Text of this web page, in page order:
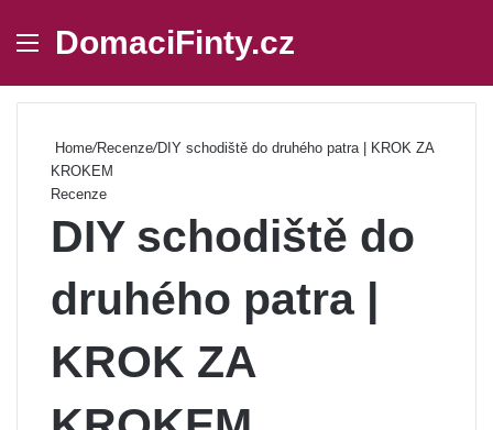
Menu
DomaciFinty.cz
Home/Recenze/DIY schodiště do druhého patra | KROK ZA
KROKEM
Recenze
DIY schodiště do
druhého patra |
KROK ZA